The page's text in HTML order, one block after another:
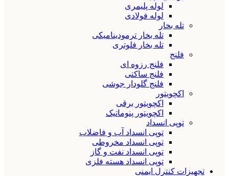
لوله پلیمری
لوله فولادی
تله بخار
تله بخار ترمودینامیکی
تله بخار فلوتری
فلنج
فلنج رزوه ای
فلنج ساکتی
فلنج گلودار جوشی
اکچویتور
اکچویتور برقی
اکچویتور پنوماتیک
توپی انسداد
توپی انسداد آب و فاضلاب
توپی انسداد مخروطی
توپی انسداد نفت و گاز
توپی انسداد هسته فلزی
تجهیزات کنترل ایمنی